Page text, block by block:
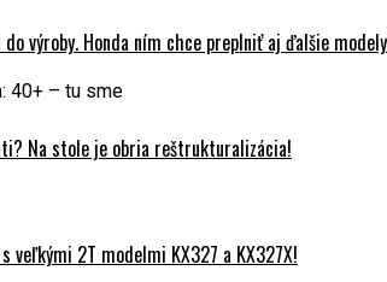
výroby. Honda ním chce preplniť aj ďalšie
Na stole je obria reštrukturalizácia!
s veľkými 2T modelmi KX327 a KX327X!
40+ – tu sme